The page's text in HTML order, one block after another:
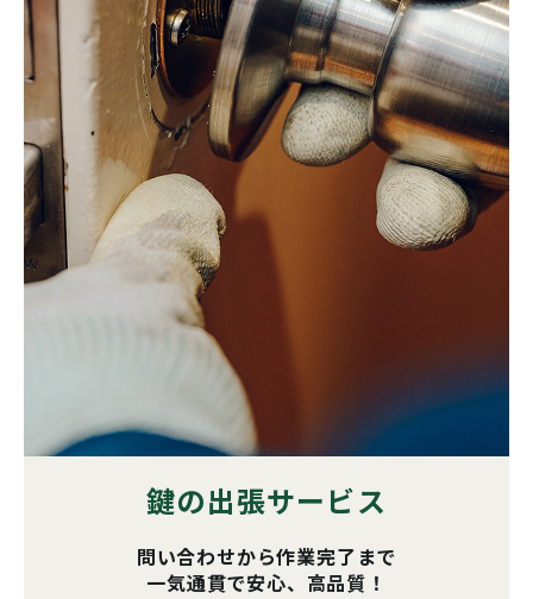
鍵の出張サービス
問い合わせから作業完了まで
一気通貫で安心、高品質！